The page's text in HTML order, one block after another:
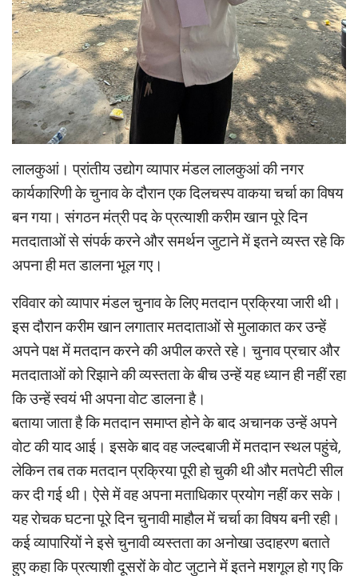
लालकुआं। प्रांतीय उद्योग व्यापार मंडल लालकुआं की नगर
कार्यकारिणी के चुनाव के दौरान एक दिलचस्प वाकया चर्चा का विषय
बन गया। संगठन मंत्री पद के प्रत्याशी करीम खान पूरे दिन
मतदाताओं से संपर्क करने और समर्थन जुटाने में इतने व्यस्त रहे कि
अपना ही मत डालना भूल गए।
रविवार को व्यापार मंडल चुनाव के लिए मतदान प्रक्रिया जारी थी।
इस दौरान करीम खान लगातार मतदाताओं से मुलाकात कर उन्हें
अपने पक्ष में मतदान करने की अपील करते रहे। चुनाव प्रचार और
मतदाताओं को रिझाने की व्यस्तता के बीच उन्हें यह ध्यान ही नहीं रहा
कि उन्हें स्वयं भी अपना वोट डालना है।
बताया जाता है कि मतदान समाप्त होने के बाद अचानक उन्हें अपने
वोट की याद आई। इसके बाद वह जल्दबाजी में मतदान स्थल पहुंचे,
लेकिन तब तक मतदान प्रक्रिया पूरी हो चुकी थी और मतपेटी सील
कर दी गई थी। ऐसे में वह अपना मताधिकार प्रयोग नहीं कर सके।
यह रोचक घटना पूरे दिन चुनावी माहौल में चर्चा का विषय बनी रही।
कई व्यापारियों ने इसे चुनावी व्यस्तता का अनोखा उदाहरण बताते
हुए कहा कि प्रत्याशी दूसरों के वोट जुटाने में इतने मशगूल हो गए कि